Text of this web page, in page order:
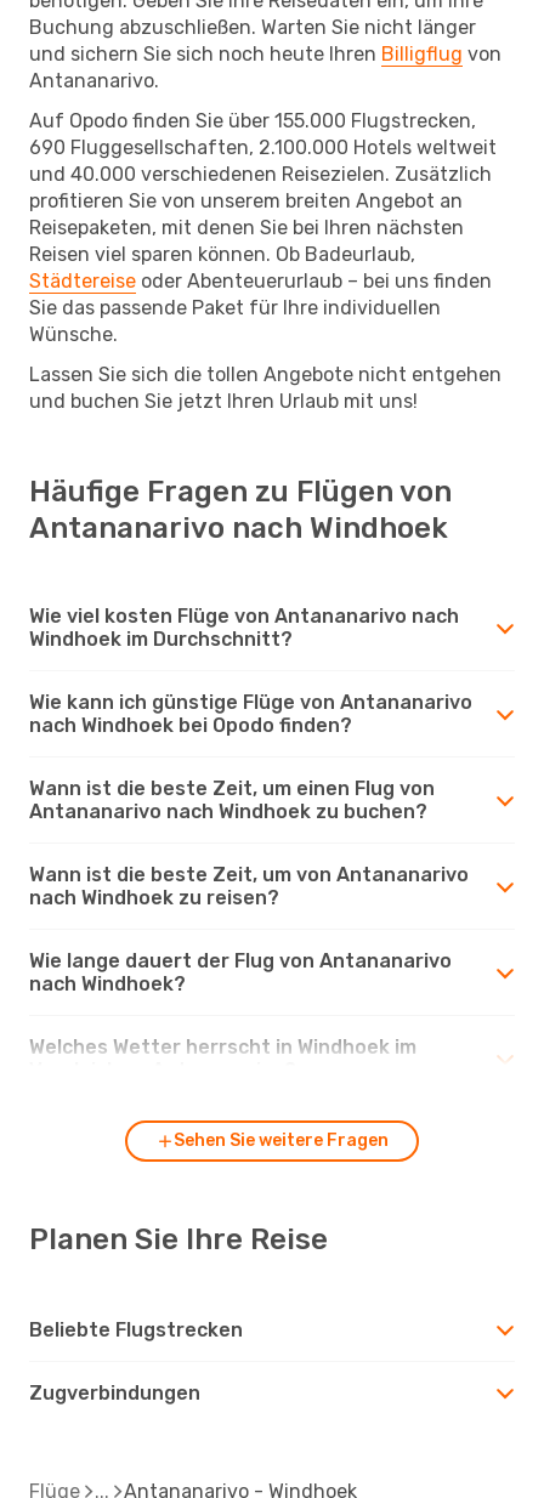
Buchung abzuschließen. Warten Sie nicht länger
und sichern Sie sich noch heute Ihren Billigflug von
Antananarivo.
Auf Opodo finden Sie über 155.000 Flugstrecken,
690 Fluggesellschaften, 2.100.000 Hotels weltweit
und 40.000 verschiedenen Reisezielen. Zusätzlich
profitieren Sie von unserem breiten Angebot an
Reisepaketen, mit denen Sie bei Ihren nächsten
Reisen viel sparen können. Ob Badeurlaub,
Städtereise oder Abenteuerurlaub – bei uns finden
Sie das passende Paket für Ihre individuellen
Wünsche.
Lassen Sie sich die tollen Angebote nicht entgehen
und buchen Sie jetzt Ihren Urlaub mit uns!
Häufige Fragen zu Flügen von
Antananarivo nach Windhoek
Wie viel kosten Flüge von Antananarivo nach
Windhoek im Durchschnitt?
Wie kann ich günstige Flüge von Antananarivo
nach Windhoek bei Opodo finden?
Wann ist die beste Zeit, um einen Flug von
Antananarivo nach Windhoek zu buchen?
Wann ist die beste Zeit, um von Antananarivo
nach Windhoek zu reisen?
Wie lange dauert der Flug von Antananarivo
nach Windhoek?
Welches Wetter herrscht in Windhoek im
Sehen Sie weitere Fragen
Planen Sie Ihre Reise
Beliebte Flugstrecken
Zugverbindungen
Flüge Antananarivo - Windhoek